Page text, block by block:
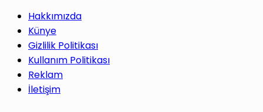
Hakkımızda
Künye
Gizlilik Politikası
Kullanım Politikası
Reklam
İletişim